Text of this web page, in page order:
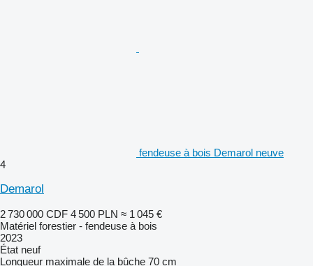
fendeuse à bois Demarol neuve
4
Demarol
2 730 000 CDF 4 500 PLN ≈ 1 045 €
Matériel forestier - fendeuse à bois
2023
État neuf
Longueur maximale de la bûche 70 cm